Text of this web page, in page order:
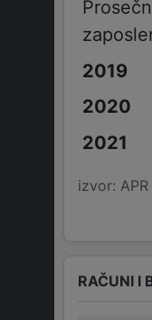
izvor: APR
RAČUNI I